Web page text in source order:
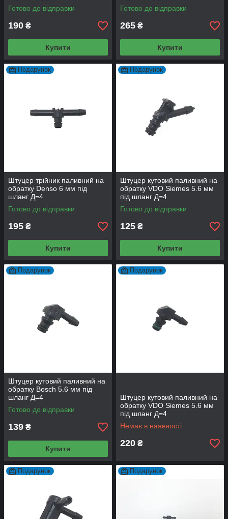
Готово до відправки
190 ₴
Купити
Готово до відправки
265 ₴
Купити
Подарунок
Штуцер трійник паливний на
обратку Denso 6 мм під
шланг Д=4
Готово до відправки
195 ₴
Купити
Подарунок
Штуцер кутовий паливний на
обратку VDO Siemes 5.6 мм
під шланг Д=4
Готово до відправки
125 ₴
Купити
Подарунок
Штуцер кутовий паливний на
обратку Bosch 5.6 мм під
шланг Д=4
Готово до відправки
139 ₴
Купити
Подарунок
Штуцер кутовий паливний на
обратку VDO Siemes 5.6 мм
під шланг Д=4
Немає в наявності
220 ₴
Подарунок Подарунок